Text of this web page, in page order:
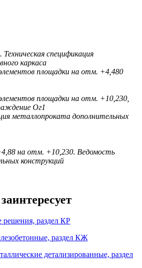
спецификация
каркаса
площадки на отм. +4,480
площадки на отм. +10,230,
Ог1
металлопроката дополнительных
на отм. +10,230. Ведомость
конструкций
решения, раздел КР
раздел КЖ
детализированные, раздел